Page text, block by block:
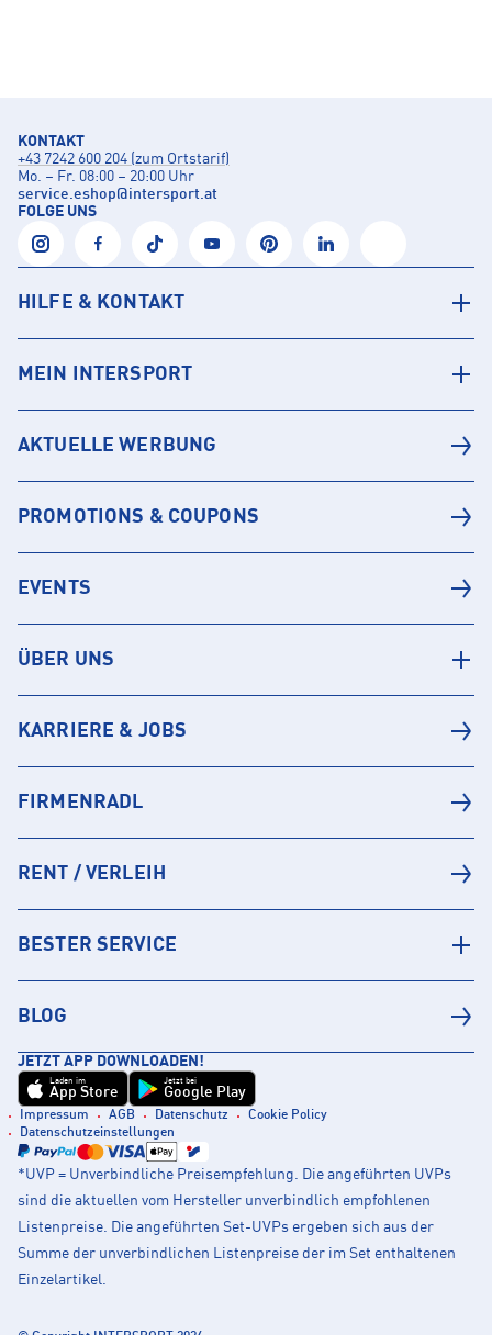
KONTAKT
+43 7242 600 204 (zum Ortstarif)
Mo. – Fr. 08:00 – 20:00 Uhr
service.eshop@intersport.at
FOLGE UNS
HILFE & KONTAKT
MEIN INTERSPORT
AKTUELLE WERBUNG
PROMOTIONS & COUPONS
EVENTS
ÜBER UNS
KARRIERE & JOBS
FIRMENRADL
RENT / VERLEIH
BESTER SERVICE
BLOG
JETZT APP DOWNLOADEN!
Laden im
App Store
Jetzt bei
Google Play
Impressum AGB Datenschutz
Cookie Policy
Datenschutzeinstellungen
*UVP = Unverbindliche Preisempfehlung. Die angeführten UVPs
sind die aktuellen vom Hersteller unverbindlich empfohlenen
Listenpreise. Die angeführten Set-UVPs ergeben sich aus der
Summe der unverbindlichen Listenpreise der im Set enthaltenen
Einzelartikel.